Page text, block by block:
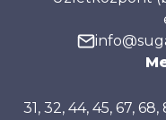
31, 32, 44, 45, 67,